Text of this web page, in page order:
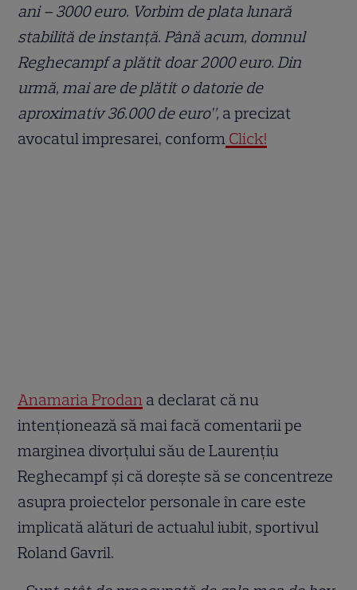
ani – 3000 euro. Vorbim de plata lunară
stabilită de instanță. Până acum, domnul
Reghecampf a plătit doar 2000 euro. Din
urmă, mai are de plătit o datorie de
aproximativ 36.000 de euro”, a precizat
avocatul impresarei, conform Click!
Anamaria Prodan a declarat că nu
intenționează să mai facă comentarii pe
marginea divorțului său de Laurențiu
Reghecampf și că dorește să se concentreze
asupra proiectelor personale în care este
implicată alături de actualul iubit, sportivul
Roland Gavril.